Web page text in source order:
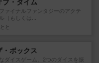
ブ・タイム
ァイナルファンタジーのアクテ
（もしくは...
と
・ボックス
ダイスゲーム。2つのダイスを振